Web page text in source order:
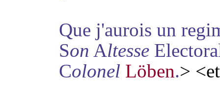
Que j'aurois un
Son Altesse
Colonel Löben.>